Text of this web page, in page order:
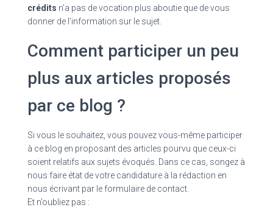
crédits n’a pas de vocation plus aboutie que de vous
donner de l’information sur le sujet.
Comment participer un peu
plus aux articles proposés
par ce blog ?
Si vous le souhaitez, vous pouvez vous-même participer
à ce blog en proposant des articles pourvu que ceux-ci
soient relatifs aux sujets évoqués. Dans ce cas, songez à
nous faire état de votre candidature à la rédaction en
nous écrivant par le formulaire de contact.
Et n’oubliez pas :